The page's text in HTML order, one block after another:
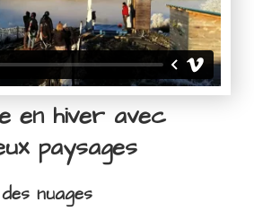
en hiver avec
paysages
nuages